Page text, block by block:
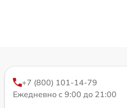
+7 (800) 101-14-79
Ежедневно с 9:00 до 21:00